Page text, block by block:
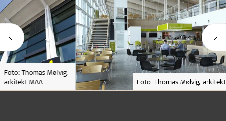
Foto: Thomas Mølvig,
arkitekt MAA
Foto: Thomas Mølvig,